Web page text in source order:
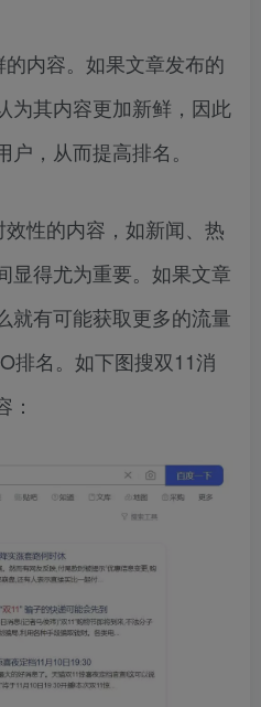
内容。如果文章发布的
为其内容更加新鲜，因此
，从而提高排名。
性的内容，如新闻、热
显得尤为重要。如果文章
就有可能获取更多的流量
排名。如下图搜双11消
：